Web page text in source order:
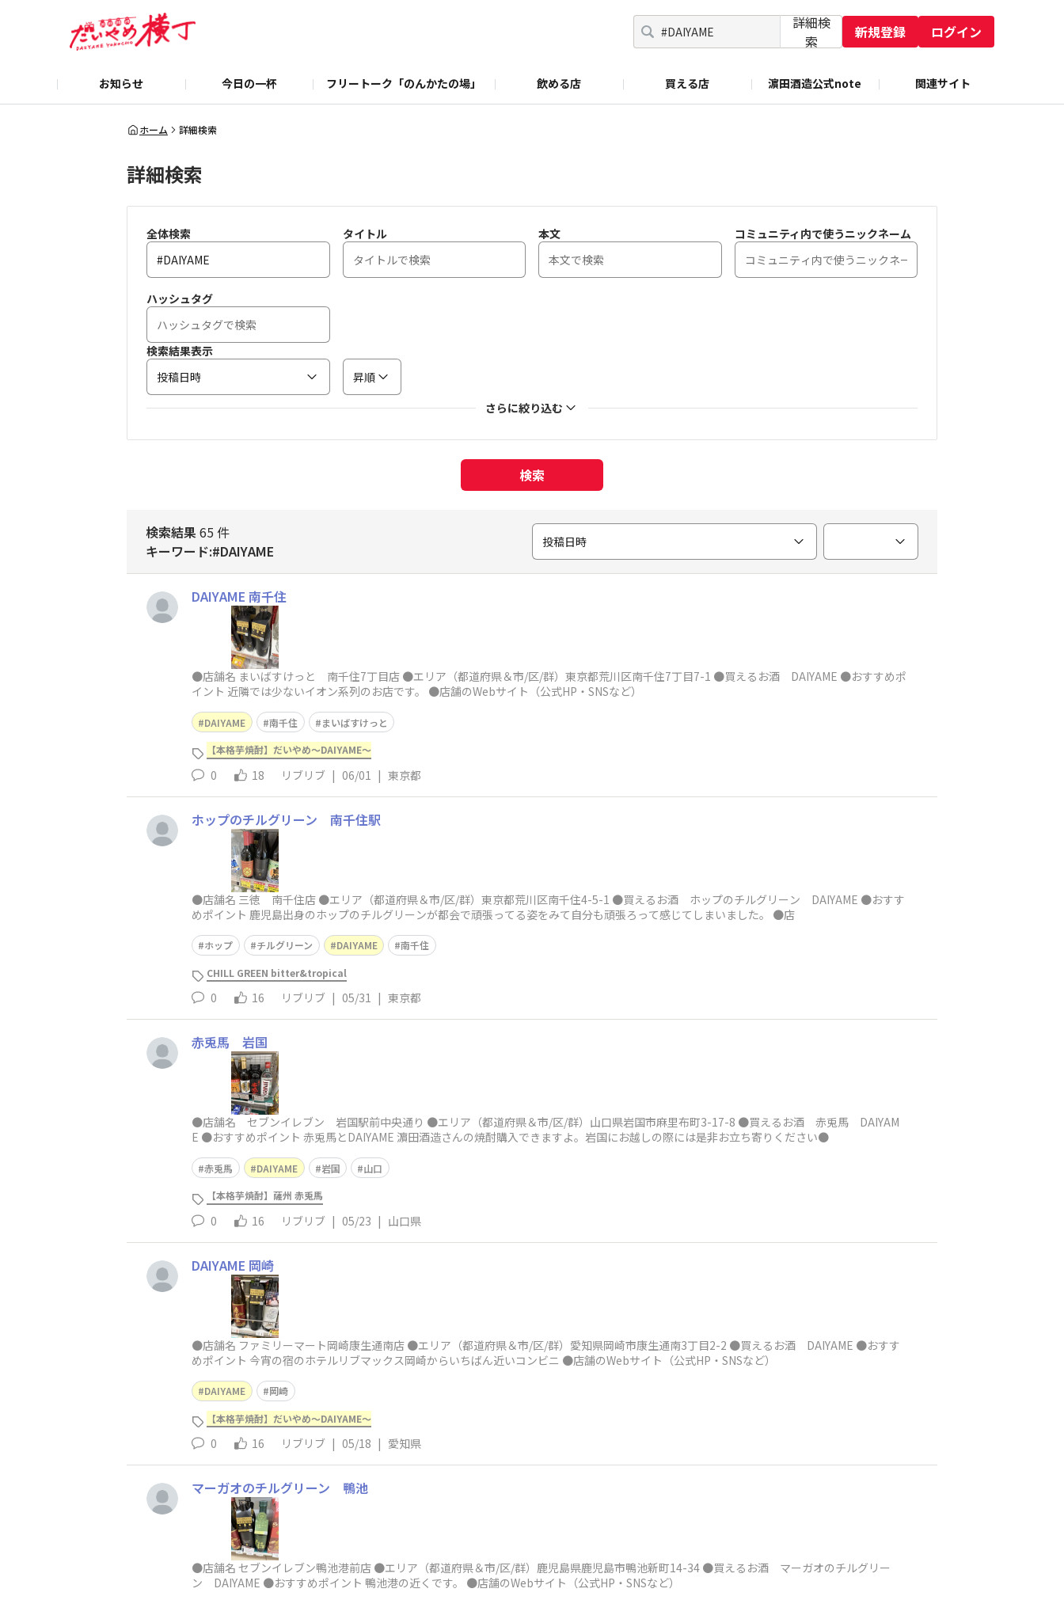
詳細検
索
新規登録 ログイン
お知らせ 今日の一杯 フリートーク「のんかたの場」 飲める店 買える店 濵田酒造公式note 関連サイト
ホーム 詳細検索
詳細検索
全体検索 タイトル 本文 コミュニティ内で使うニックネーム
ハッシュタグ
検索結果表示
投稿日時
昇順
さらに絞り込む
検索
検索結果65 件
キーワード:#DAIYAME
投稿日時
DAIYAME 南千住
●店舗名 まいばすけっと 南千住7丁目店 ●エリア（都道府県＆市/区/群）東京都荒川区南千住7丁目7-1 ●買えるお酒 DAIYAME ●おすすめポ
イント 近隣では少ないイオン系列のお店です。 ●店舗のWebサイト（公式HP・SNSなど）
DAIYAME 南千住 まいばすけっと
【本格芋焼酎】だいやめ～DAIYAME～
0 18 リブリブ | 06/01 | 東京都
ホップのチルグリーン 南千住駅
●店舗名 三徳 南千住店 ●エリア（都道府県＆市/区/群）東京都荒川区南千住4-5-1 ●買えるお酒 ホップのチルグリーン DAIYAME ●おすす
めポイント 鹿児島出身のホップのチルグリーンが都会で頑張ってる姿をみて自分も頑張ろって感じてしまいました。 ●店
ホップ チルグリーン DAIYAME 南千住
CHILL GREEN bitter&tropical
0 16 リブリブ | 05/31 | 東京都
赤兎馬 岩国
●店舗名 セブンイレブン 岩国駅前中央通り ●エリア（都道府県＆市/区/群）山口県岩国市麻里布町3-17-8 ●買えるお酒 赤兎馬 DAIYAM
E ●おすすめポイント 赤兎馬とDAIYAME 濵田酒造さんの焼酎購入できますよ。岩国にお越しの際には是非お立ち寄りください●
赤兎馬 DAIYAME 岩国 山口
【本格芋焼酎】薩州 赤兎馬
0 16 リブリブ | 05/23 | 山口県
DAIYAME 岡崎
●店舗名 ファミリーマート岡崎康生通南店 ●エリア（都道府県＆市/区/群）愛知県岡崎市康生通南3丁目2-2 ●買えるお酒 DAIYAME ●おすす
めポイント 今宵の宿のホテルリブマックス岡崎からいちばん近いコンビニ ●店舗のWebサイト（公式HP・SNSなど）
DAIYAME 岡崎
【本格芋焼酎】だいやめ～DAIYAME～
0 16 リブリブ | 05/18 | 愛知県
マーガオのチルグリーン 鴨池
●店舗名 セブンイレブン鴨池港前店 ●エリア（都道府県＆市/区/群）鹿児島県鹿児島市鴨池新町14-34 ●買えるお酒 マーガオのチルグリー
ン DAIYAME ●おすすめポイント 鴨池港の近くです。 ●店舗のWebサイト（公式HP・SNSなど）